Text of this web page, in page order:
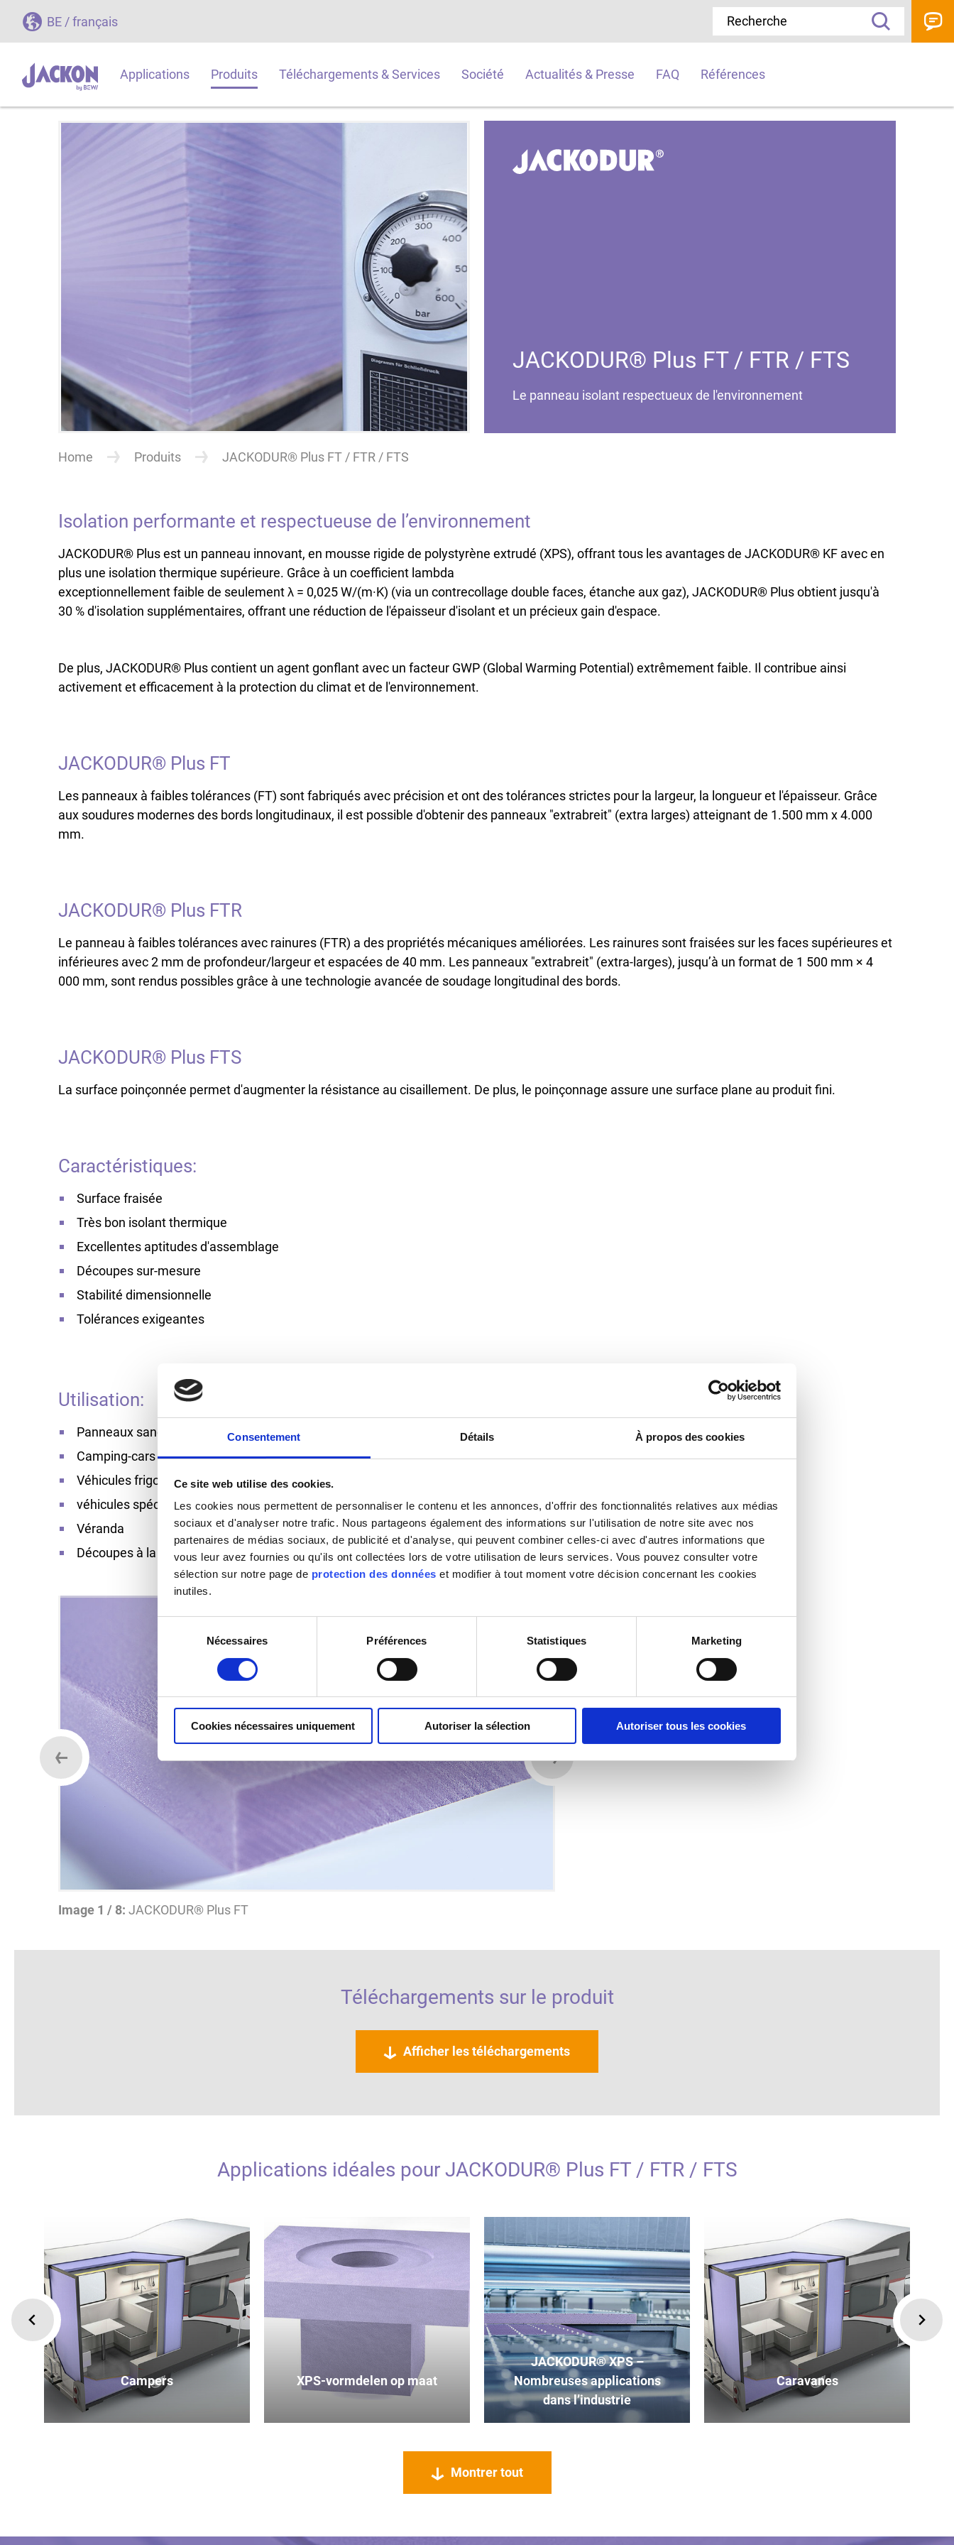
Consentement Détails À propos des cookies
Ce site web utilise des cookies.
Les cookies nous permettent de personnaliser le contenu et les annonces, d'offrir des fonctionnalités relatives aux médias
sociaux et d'analyser notre trafic. Nous partageons également des informations sur l'utilisation de notre site avec nos
partenaires de médias sociaux, de publicité et d'analyse, qui peuvent combiner celles-ci avec d'autres informations que
vous leur avez fournies ou qu'ils ont collectées lors de votre utilisation de leurs services. Vous pouvez consulter votre
sélection sur notre page de protection des données et modifier à tout moment votre décision concernant les cookies
inutiles.
consentement
Nécessaires Préférences Statistiques Marketing
Cookies nécessaires uniquement Autoriser la sélection Autoriser tous les cookies
Applications Produits Téléchargements & Services Société Actualités & Presse FAQ Références
BE / français
JACKODUR® Plus FT / FTR / FTS
Le panneau isolant respectueux de l'environnement
Home Produits JACKODUR® Plus FT / FTR / FTS
Isolation performante et respectueuse de l’environnement
JACKODUR® Plus est un panneau innovant, en mousse rigide de polystyrène extrudé (XPS), offrant tous les avantages de JACKODUR® KF avec en
plus une isolation thermique supérieure. Grâce à un coefficient lambda
exceptionnellement faible de seulement λ = 0,025 W/(m·K) (via un contrecollage double faces, étanche aux gaz), JACKODUR® Plus obtient jusqu'à
30 % d'isolation supplémentaires, offrant une réduction de l'épaisseur d'isolant et un précieux gain d'espace.
De plus, JACKODUR® Plus contient un agent gonflant avec un facteur GWP (Global Warming Potential) extrêmement faible. Il contribue ainsi
activement et efficacement à la protection du climat et de l'environnement.
JACKODUR® Plus FT
Les panneaux à faibles tolérances (FT) sont fabriqués avec précision et ont des tolérances strictes pour la largeur, la longueur et l'épaisseur. Grâce
aux soudures modernes des bords longitudinaux, il est possible d'obtenir des panneaux "extrabreit" (extra larges) atteignant de 1.500 mm x 4.000
mm.
JACKODUR® Plus FTR
Le panneau à faibles tolérances avec rainures (FTR) a des propriétés mécaniques améliorées. Les rainures sont fraisées sur les faces supérieures et
inférieures avec 2 mm de profondeur/largeur et espacées de 40 mm. Les panneaux "extrabreit" (extra-larges), jusqu’à un format de 1 500 mm × 4
000 mm, sont rendus possibles grâce à une technologie avancée de soudage longitudinal des bords.
JACKODUR® Plus FTS
La surface poinçonnée permet d'augmenter la résistance au cisaillement. De plus, le poinçonnage assure une surface plane au produit fini.
Caractéristiques:
Surface fraisée
Très bon isolant thermique
Excellentes aptitudes d'assemblage
Découpes sur-mesure
Stabilité dimensionnelle
Tolérances exigeantes
Utilisation:
Panneaux sandwich pour portes
Camping-cars et caravanes
Véhicules frigorifiques,
véhicules spéciaux
Véranda
Découpes à la demande
Image 1 / 8: JACKODUR® Plus FT
Téléchargements sur le produit
Afficher les téléchargements
Applications idéales pour JACKODUR® Plus FT / FTR / FTS
Campers XPS-vormdelen op maat
JACKODUR® XPS –
Nombreuses applications
dans l’industrie
Caravanes
Montrer tout